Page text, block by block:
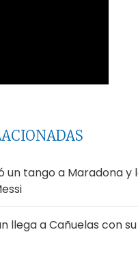
un tango a Maradona y
llega a Cañuelas con